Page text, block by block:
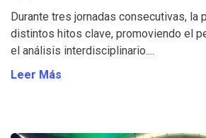
Durante tres jornadas consecutivas, la
distintos hitos clave, promoviendo el
el análisis interdisciplinario....
Leer Más